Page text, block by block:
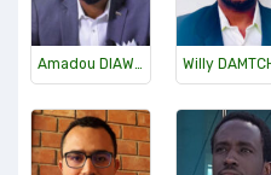
Amadou DIAWARA